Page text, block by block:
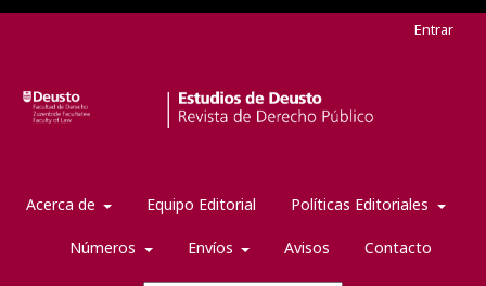
Acerca de Equipo Editorial Políticas Editoriales
Números Envíos Avisos Contacto
Entrar